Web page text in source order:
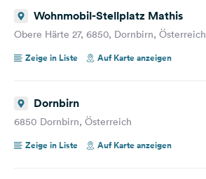
Wohnmobil-Stellplatz Mathis
Obere Härte 27, 6850, Dornbirn, Österreich
Zeige in Liste
Auf Karte anzeigen
Dornbirn
6850 Dornbirn, Österreich
Zeige in Liste
Auf Karte anzeigen